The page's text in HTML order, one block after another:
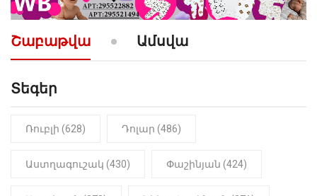
ՔԱՂԱՔԱԿԱՆ 10:52
«Լեզվիդ տալու փոխարեն
արտաբերիր այս երկու
նախադասությունը»․ Իշխան
Նիկոլ Փաշինյան
ԻՐԱԴԱՐՁԱՅԻՆ 22:01
Շաբաթվա Ամսվա
Տեգեր
Ռուբլի (628) Դոլար (486)
Աստղագուշակ (430) Փաշինյան (424)